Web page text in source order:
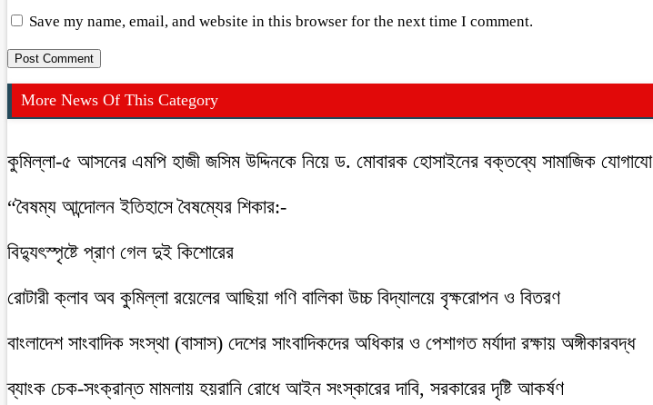
Save my name, email, and website in this browser for the next time I comment.
More News Of This Category
কুমিল্লা-৫ আসনের এমপি হাজী জসিম উদ্দিনকে নিয়ে ড. মোবারক হোসাইনের বক্তব্যে সামাজিক
“বৈষম্য আন্দোলন ইতিহাসে বৈষম্যের শিকার:-
বিদ্যুৎস্পৃষ্টে প্রাণ গেল দুই কিশোরের
রোটারী ক্লাব অব কুমিল্লা রয়েলের আছিয়া গণি বালিকা উচ্চ বিদ্যালয়ে বৃক্ষরোপন ও বিতরণ
বাংলাদেশ সাংবাদিক সংস্থা (বাসাস) দেশের সাংবাদিকদের অধিকার ও পেশাগত মর্যাদা রক্ষায় অঙ্গীকারবদ্ধ
ব্যাংক চেক-সংক্রান্ত মামলায় হয়রানি রোধে আইন সংস্কারের দাবি, সরকারের দৃষ্টি আকর্ষণ